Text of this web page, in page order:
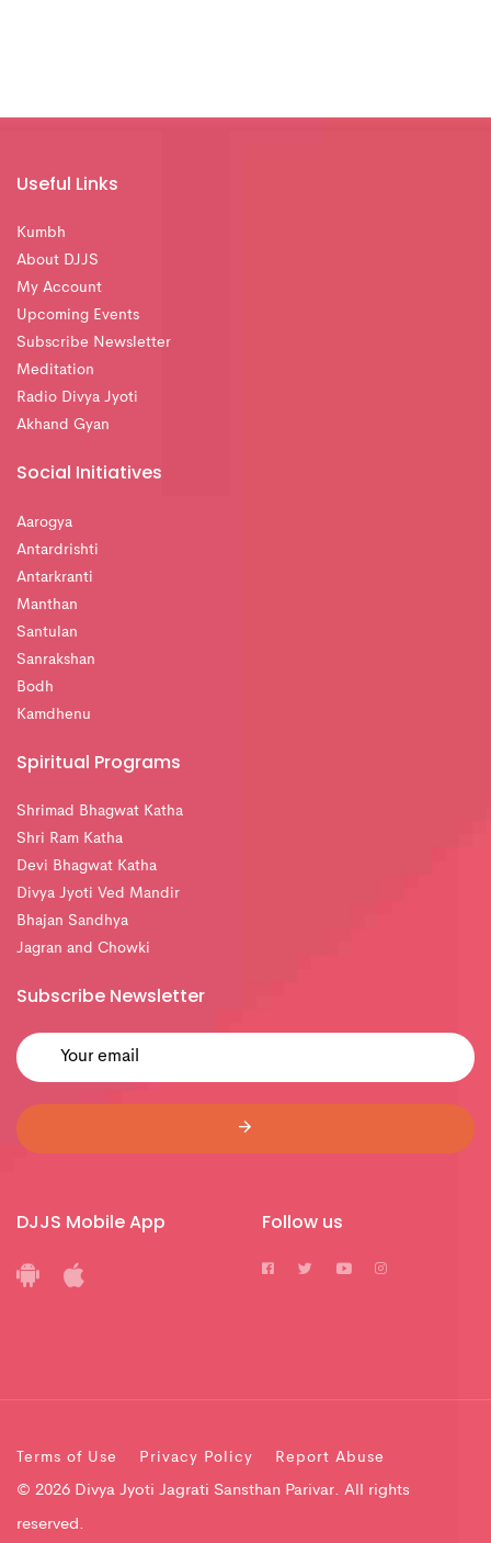
Useful Links
Kumbh
About DJJS
My Account
Upcoming Events
Subscribe Newsletter
Meditation
Radio Divya Jyoti
Akhand Gyan
Social Initiatives
Aarogya
Antardrishti
Antarkranti
Manthan
Santulan
Sanrakshan
Bodh
Kamdhenu
Spiritual Programs
Shrimad Bhagwat Katha
Shri Ram Katha
Devi Bhagwat Katha
Divya Jyoti Ved Mandir
Bhajan Sandhya
Jagran and Chowki
Subscribe Newsletter
DJJS Mobile App Follow us
Terms of Use Privacy Policy Report Abuse
© 2026 Divya Jyoti Jagrati Sansthan Parivar. All rights
reserved.